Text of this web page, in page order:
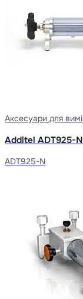
Аксесуари для
Additel ADT925-N
ADT925-N